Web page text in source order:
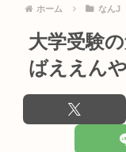
遊して...
阿波おどりで女性
い！許せ...
中国さん、日本に
作ガン...
はっきり言って高
ずかしい...
要』と...
【岡山】シャイン
ホーム なんJ
大学受験
ばええんや